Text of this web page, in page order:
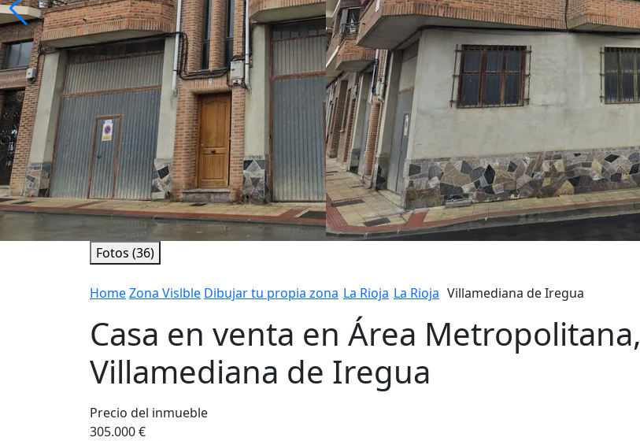
Fotos (36)
HomeZona Vislble Dibujar tu propia zona La Rioja La Rioja Villamediana de Iregua
Casa en venta en Área Metropolitana,
Villamediana de Iregua
Precio del inmueble
305.000 €